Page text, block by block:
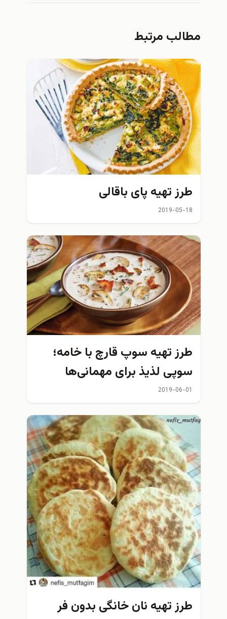
مطالب مرتبط
طرز تهیه پای باقالی
2019-05-18
طرز تهیه سوپ قارچ با خامه؛
سوپی لذیذ برای مهمانی‌ها
2019-06-01
طرز تهیه نان خانگی بدون فر